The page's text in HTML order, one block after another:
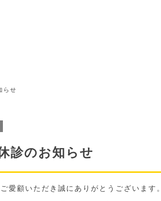
らせ
診のお知らせ
愛顧いただき誠にありがとうございます。